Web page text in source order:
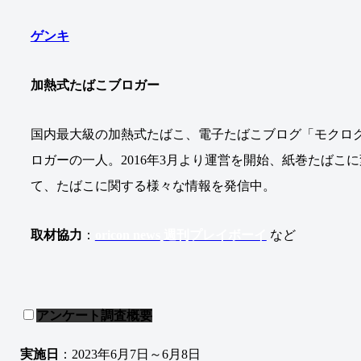
ゲンキ
加熱式たばこブロガー
国内最大級の加熱式たばこ、電子たばこブログ「モク
ロガーの一人。2016年3月より運営を開始、紙巻たばこ
て、たばこに関する様々な情報を発信中。
取材協力 ： など
アンケート調査概要
実施日 ：2023年6月7日～6月8日